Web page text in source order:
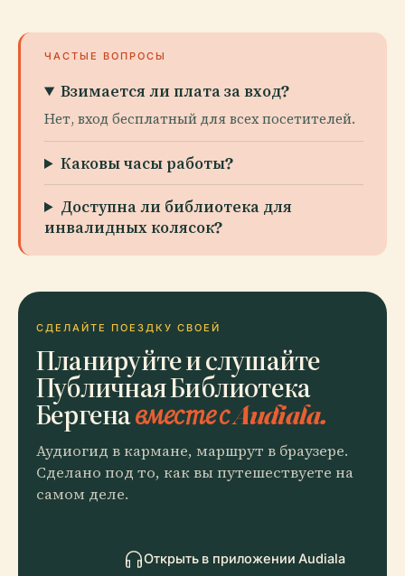
ЧАСТЫЕ ВОПРОСЫ
Взимается ли плата за вход?
Нет, вход бесплатный для всех посетителей.
Каковы часы работы?
Доступна ли библиотека для
инвалидных колясок?
СДЕЛАЙТЕ ПОЕЗДКУ СВОЕЙ
Планируйте и слушайте
Публичная Библиотека
Бергенавместе с Audiala.
Аудиогид в кармане, маршрут в браузере.
Сделано под то, как вы путешествуете на
самом деле.
Открыть в приложении Audiala